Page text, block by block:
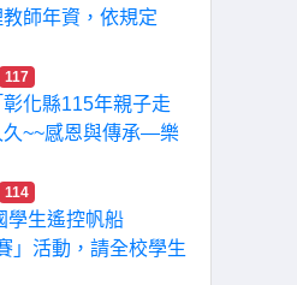
師年資，依規定
117
彰化縣115年親子走
久~~感恩與傳承—樂
114
學生遙控帆船
」活動，請全校學生